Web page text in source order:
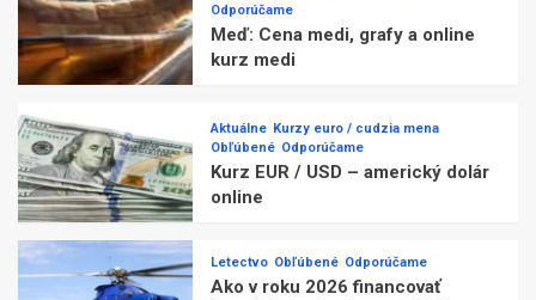
Odporúčame
Meď: Cena medi, grafy a online
kurz medi
Aktuálne Kurzy euro / cudzia mena
Obľúbené Odporúčame
Kurz EUR / USD – americký dolár
online
Letectvo Obľúbené Odporúčame
Ako v roku 2026 financovať